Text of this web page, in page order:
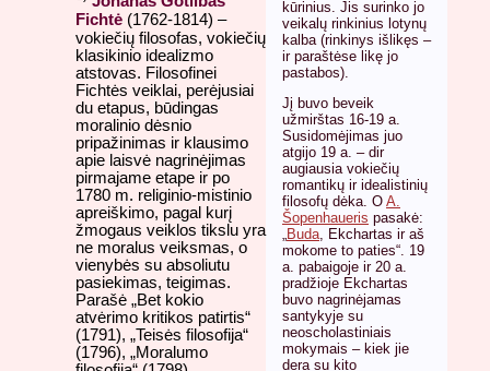
kūrinius. Jis surinko jo
veikalų rinkinius lotynų
kalba (rinkinys išlikęs –
ir paraštėse likę jo
pastabos).
Jį buvo beveik
užmirštas 16-19 a.
Susidomėjimas juo
atgijo 19 a. – dir
augiausia vokiečių
romantikų ir idealistinių
filosofų dėka. O A.
Šopenhaueris pasakė:
„Buda, Ekchartas ir aš
mokome to paties“. 19
a. pabaigoje ir 20 a.
pradžioje Ekchartas
buvo nagrinėjamas
santykyje su
neoscholastiniais
mokymais – kiek jie
dera su kito
Fichtė (1762-1814) –
vokiečių filosofas, vokiečių
klasikinio idealizmo
atstovas. Filosofinei
Fichtės veiklai, perėjusiai
du etapus, būdingas
moralinio dėsnio
pripažinimas ir klausimo
apie laisvė nagrinėjimas
pirmajame etape ir po
1780 m. religinio-mistinio
apreiškimo, pagal kurį
žmogaus veiklos tikslu yra
ne moralus veiksmas, o
vienybės su absoliutu
pasiekimas, teigimas.
Parašė „Bet kokio
atvėrimo kritikos patirtis“
(1791), „Teisės filosofija“
(1796), „Moralumo